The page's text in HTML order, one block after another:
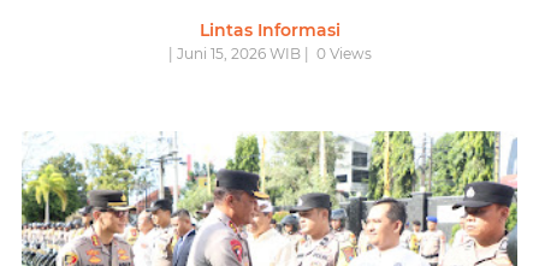
Lintas Informasi
| Juni 15, 2026 WIB | 0Views